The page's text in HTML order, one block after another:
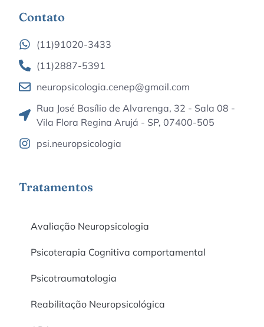
Contato
(11)91020-3433
(11)2887-5391
neuropsicologia.cenep@gmail.com
Rua José Basílio de Alvarenga, 32 - Sala 08 -
Vila Flora Regina Arujá - SP, 07400-505
psi.neuropsicologia
Tratamentos
Avaliação Neuropsicologia
Psicoterapia Cognitiva comportamental
Psicotraumatologia
Reabilitação Neuropsicológica